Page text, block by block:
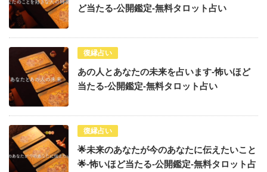
ど当たる-公開鑑定-無料タロット占い
復縁占い
あの人とあなたの未来を占います-怖いほど
当たる-公開鑑定-無料タロット占い
復縁占い
🌟未来のあなたが今のあなたに伝えたいこと
🌟-怖いほど当たる-公開鑑定-無料タロット占